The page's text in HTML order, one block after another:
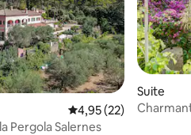
Évaluation moyenne
4,95 (22)
Pergola Salernes
Suite